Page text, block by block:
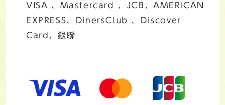
VISA 、Mastercard 、JCB、AMERICAN
EXPRESS、DinersClub 、Discover
Card、銀聯